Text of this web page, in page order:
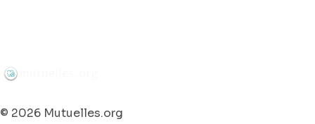
© 2026 Mutuelles.org